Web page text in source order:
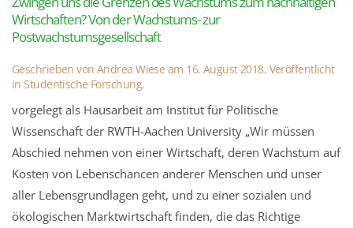
Wirtschaften? Von der Wachstums- zur
Postwachstumsgesellschaft
Geschrieben vonAndrea Wiese am 16. August 2018. Veröffentlicht
inStudentische Forschung.
vorgelegt als Hausarbeit am Institut für Politische
Wissenschaft der RWTH-Aachen University „Wir müssen
Abschied nehmen von einer Wirtschaft, deren Wachstum auf
Kosten von Lebenschancen anderer Menschen und unser
aller Lebensgrundlagen geht, und zu einer sozialen und
ökologischen Marktwirtschaft finden, die das Richtige